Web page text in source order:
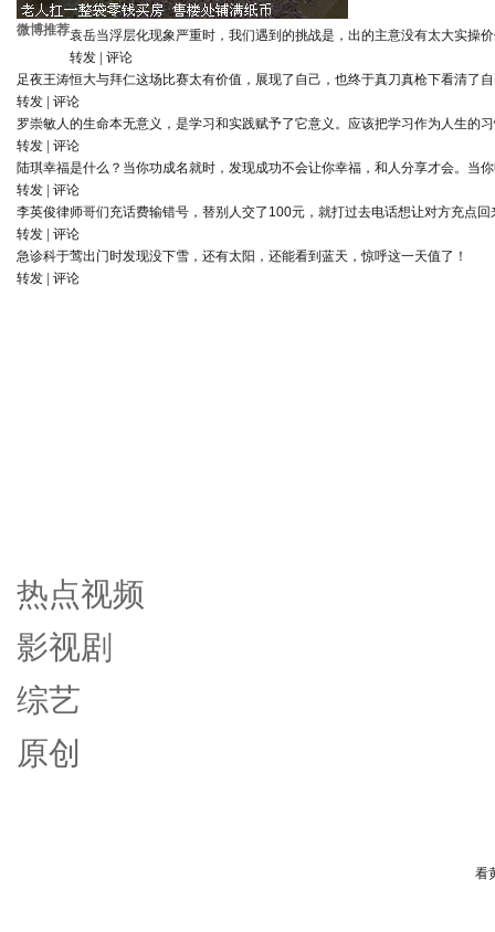
微博推荐袁岳当浮层化现象严重时，我们遇到的挑战是，出的主意没有太大实操
转发
评论
足夜王涛恒大与拜仁这场比赛太有价值，展现了自己，也终于真刀真枪下看清了
转发
评论
罗崇敏人的生命本无意义，是学习和实践赋予了它意义。应该把学习作为人生的
转发
评论
陆琪幸福是什么？当你功成名就时，发现成功不会让你幸福，和人分享才会。当
转发
评论
李英俊律师哥们充话费输错号，替别人交了100元，就打过去电话想让对方充点
转发
评论
急诊科于莺出门时发现没下雪，还有太阳，还能看到蓝天，惊呼这一天值了！
转发
评论
热点视频
影视剧
综艺
原创
看